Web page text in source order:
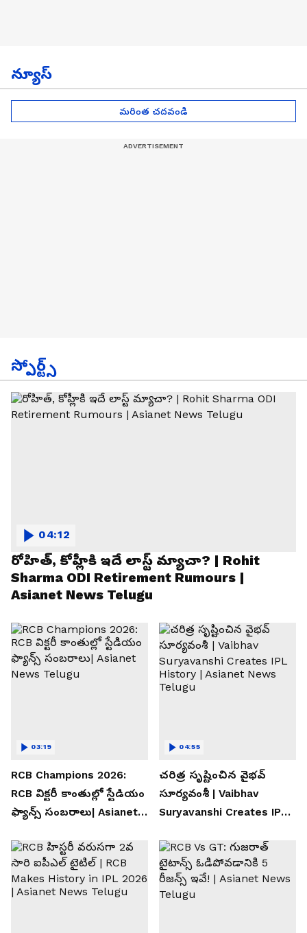
న్యూస్
మరింత చదవండి
స్పోర్ట్స్
రోహిత్, కోహ్లీకి ఇదే లాస్ట్ మ్యాచా? | Rohit
Sharma ODI Retirement Rumours |
Asianet News Telugu
04:12
RCB Champions 2026:
RCB విక్టరీ కాంతుల్లో స్టేడియం
ఫ్యాన్స్ సంబరాలు| Asianet
03:19
చరిత్ర సృష్టించిన వైభవ్
సూర్యవంశీ | Vaibhav
Suryavanshi Creates IPL
Telugu
04:55